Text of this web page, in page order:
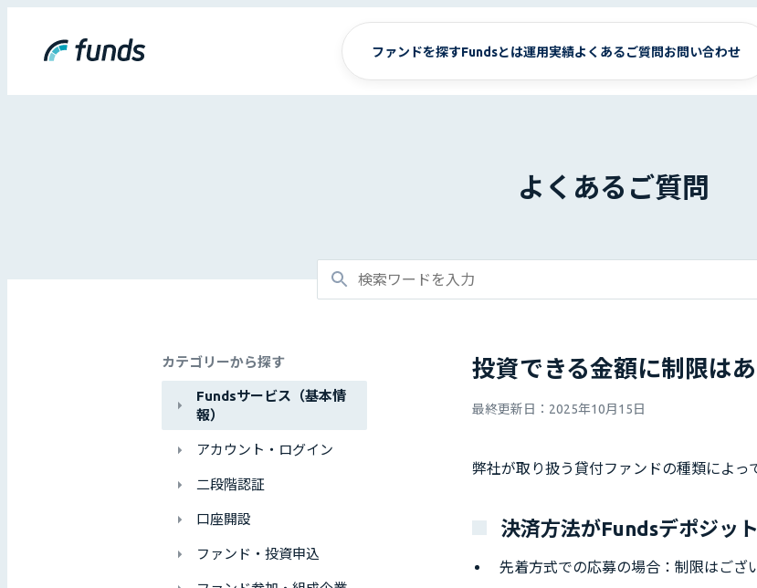
ファンドを探すFundsとは運用実績よくあるご質問お問い合わせ
よくあるご質問
カテゴリーから探す
Fundsサービス（基本情
報）
アカウント・ログイン
二段階認証
口座開設
ファンド・投資申込
投資できる金額に制限は
最終更新日： 2025年10月15日
弊社が取り扱う貸付ファンドの種類によっ
決済方法がFundsデポジッ
先着方式での応募の場合：制限はござ